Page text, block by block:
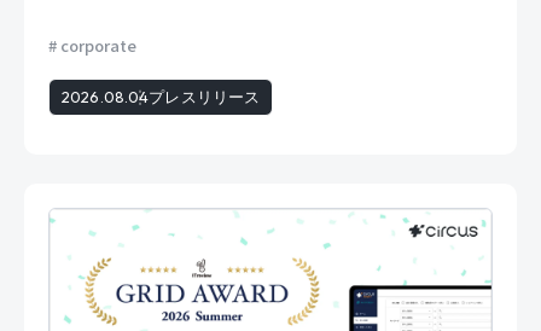
corporate
2026.08.04プレスリリース